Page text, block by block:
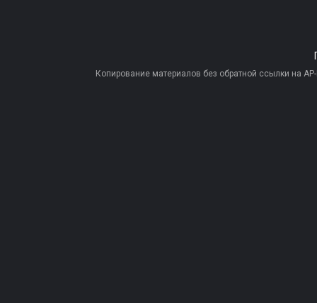
Копирование материалов без обратной ссылки на